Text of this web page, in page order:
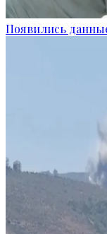
Появились